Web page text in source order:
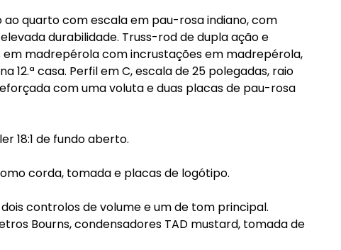
quarto com escala em pau-rosa indiano, com
durabilidade. Truss-rod de dupla ação e
madrepérola com incrustações em madrepérola,
12.ª casa. Perfil em C, escala de 25 polegadas, raio
com uma voluta e duas placas de pau-rosa
18:1 de fundo aberto.
corda, tomada e placas de logótipo.
controlos de volume e um de tom principal.
Bourns, condensadores TAD mustard, tomada de